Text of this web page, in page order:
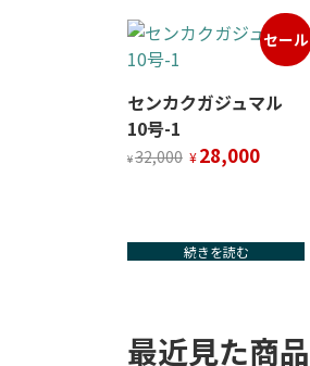
セール
センカクガジュマル
10号-1
¥32,000 元
は
¥32,000
¥28,000現
格
は
続きを読む
最近見た商品